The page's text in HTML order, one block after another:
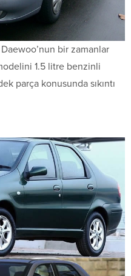
bir zamanlar
1.5 litre benzinli
parça konusunda sıkıntı